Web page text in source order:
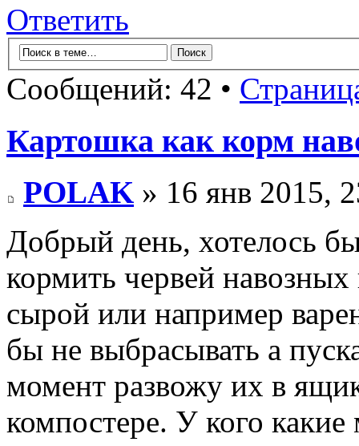
Ответить
Сообщений: 42 •
Картошка как корм
POLAK » 16 янв 2015,
Добрый день, хотелось
кормить червей
сырой или например
бы не выбрасывать а
момент развожу их в
компостере. У кого